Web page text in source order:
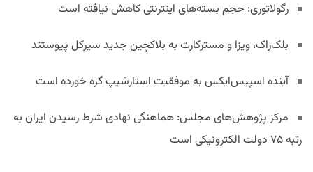
رگولاتوری: حجم بسته‌های اینترنتی کاهش نیافته است
بلک‌راک، ویزا و مسترکارت به بلاکچین جدید سیرکل پیوستند
آینده اسپیس‌ایکس به موفقیت استارشیپ گره خورده است
مرکز پژوهش‌های مجلس: هماهنگی نهادی شرط رسیدن ایران به
رتبه ۷۵ دولت الکترونیکی است